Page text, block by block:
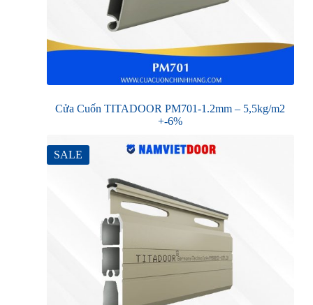
Cửa Cuốn TITADOOR PM701-1.2mm – 5,5kg/m2
+-6%
SALE